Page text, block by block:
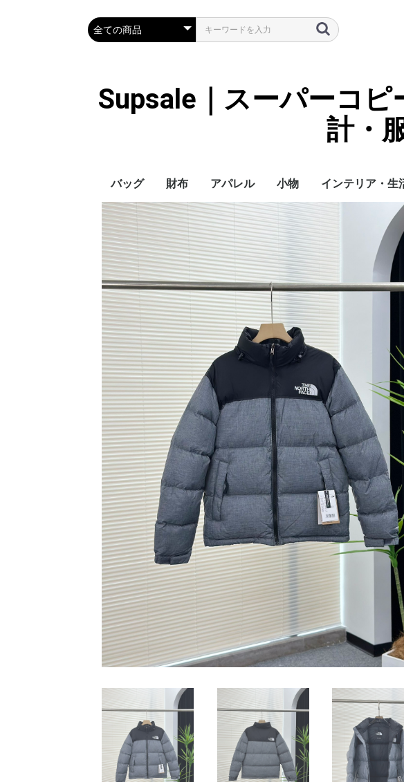
Supsale｜スーパーコ
計・
バッグ
Hermes
LOUIS VUITTON
Chanel
Loewe
Celine
Dior
Gucci
Fendi
Prada
Balenciaga
MiuMiu
財布
HERMES
CHANEL
LOUIS VUITTON
Celine
YSL
Miu Miu
Prada
Gucci
Fendi
アパレル
ハイブランド
Supreme
Miu Miu
アウター
LOUIS VUITTON
MONCLER
Adidas
THE NORTH FACE
CHANEL
𝗖𝗔𝗡𝗔𝗗𝗔 𝗚𝗢𝗢𝗦𝗘
DIOR
GUCCI
VERSACE
BALENCIAGA
FENDI
子供服切れ
小物
ぼうし
ネクタイ
ハンカチ
スマホケース
サングラス・アイウェ
ア
アクセサリー
マフラー/スカーフ
傘
バッグチャーム
バッグストラップ
カード（コイン）ケー
ス
キーケース
時計
ヘアアクセサリー
インテリア・生
カーペット絨毯
クッションカバ
小物入れ収納ボ